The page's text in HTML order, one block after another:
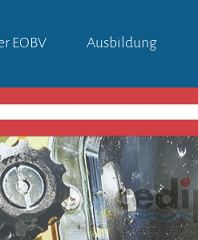
EOBV Ausbildung